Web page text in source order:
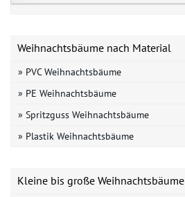
Weihnachtsbäume nach Material
» PVC Weihnachtsbäume
» PE Weihnachtsbäume
» Spritzguss Weihnachtsbäume
» Plastik Weihnachtsbäume
Kleine bis große Weihnachtsbäume